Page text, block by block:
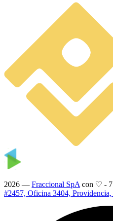
2026 — Fraccional SpA con ♡ -
#2457, Oficina 3404,